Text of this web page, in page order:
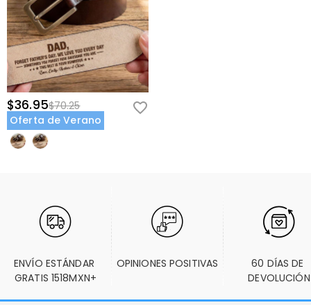
$36.95$70.25
Oferta de Verano
ENVÍO ESTÁNDAR
GRATIS 1518MXN+
OPINIONES POSITIVAS
60 DÍAS DE
DEVOLUCIÓN